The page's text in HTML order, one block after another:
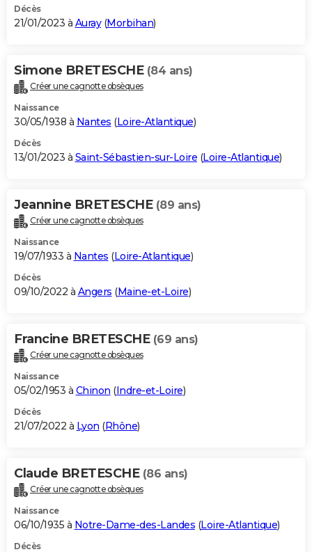
Décès
21/01/2023 à Auray(Morbihan)
Simone BRETESCHE (84 ans)
Créer une cagnotte obsèques
Naissance
30/05/1938 à Nantes (Loire-Atlantique)
Décès
13/01/2023 à Saint-Sébastien-sur-Loire (Loire-Atlantique)
Jeannine BRETESCHE (89 ans)
Créer une cagnotte obsèques
Naissance
19/07/1933 à Nantes (Loire-Atlantique)
Décès
09/10/2022 à Angers (Maine-et-Loire)
Francine BRETESCHE (69 ans)
Créer une cagnotte obsèques
Naissance
05/02/1953 à Chinon (Indre-et-Loire)
Décès
21/07/2022 à Lyon (Rhône)
Claude BRETESCHE (86 ans)
Créer une cagnotte obsèques
Naissance
06/10/1935 à Notre-Dame-des-Landes (Loire-Atlantique)
Décès